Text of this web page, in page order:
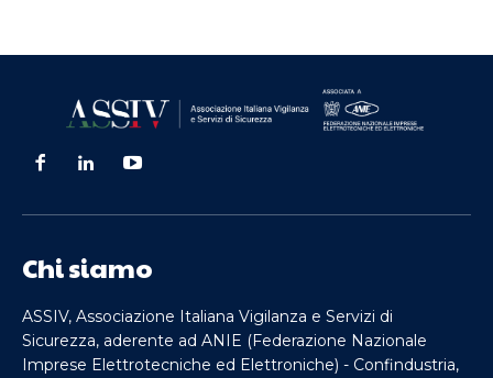
Chi siamo
ASSIV, Associazione Italiana Vigilanza e Servizi di
Sicurezza, aderente ad ANIE (Federazione Nazionale
Imprese Elettrotecniche ed Elettroniche) - Confindustria,